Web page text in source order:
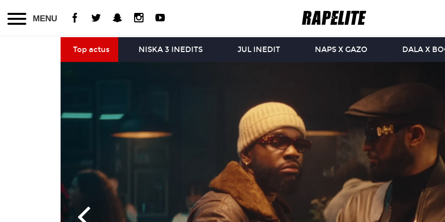
MENU
Top actus NISKA 3 INEDITS JUL INEDIT NAPS X GAZO DALA X